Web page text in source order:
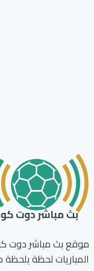
بث مباشر دوت كوم
لحظة بلحظة مع